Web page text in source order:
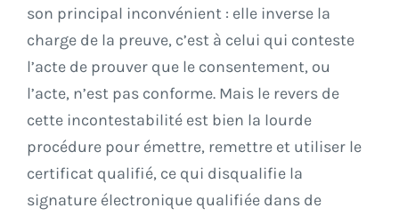
son principal inconvénient : elle inverse la
charge de la preuve, c’est à celui qui conteste
l’acte de prouver que le consentement, ou
l’acte, n’est pas conforme. Mais le revers de
cette incontestabilité est bien la lourde
procédure pour émettre, remettre et utiliser le
certificat qualifié, ce qui disqualifie la
signature électronique qualifiée dans de